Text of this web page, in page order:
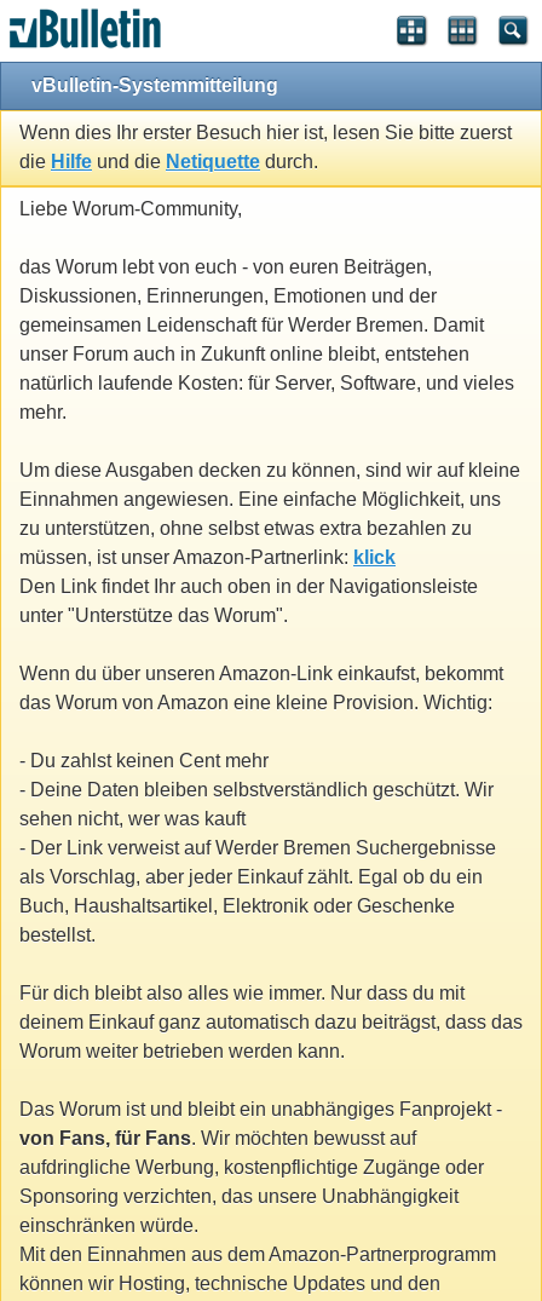
vBulletin-Systemmitteilung
Wenn dies Ihr erster Besuch hier ist, lesen Sie bitte zuerst
die Hilfe und die Netiquette durch.
Liebe Worum-Community,
das Worum lebt von euch - von euren Beiträgen,
Diskussionen, Erinnerungen, Emotionen und der
gemeinsamen Leidenschaft für Werder Bremen. Damit
unser Forum auch in Zukunft online bleibt, entstehen
natürlich laufende Kosten: für Server, Software, und vieles
mehr.
Um diese Ausgaben decken zu können, sind wir auf kleine
Einnahmen angewiesen. Eine einfache Möglichkeit, uns
zu unterstützen, ohne selbst etwas extra bezahlen zu
müssen, ist unser Amazon-Partnerlink: klick
Den Link findet Ihr auch oben in der Navigationsleiste
unter "Unterstütze das Worum".
Wenn du über unseren Amazon-Link einkaufst, bekommt
das Worum von Amazon eine kleine Provision. Wichtig:
- Du zahlst keinen Cent mehr
- Deine Daten bleiben selbstverständlich geschützt. Wir
sehen nicht, wer was kauft
- Der Link verweist auf Werder Bremen Suchergebnisse
als Vorschlag, aber jeder Einkauf zählt. Egal ob du ein
Buch, Haushaltsartikel, Elektronik oder Geschenke
bestellst.
Für dich bleibt also alles wie immer. Nur dass du mit
deinem Einkauf ganz automatisch dazu beiträgst, dass das
Worum weiter betrieben werden kann.
Das Worum ist und bleibt ein unabhängiges Fanprojekt -
von Fans, für Fans. Wir möchten bewusst auf
aufdringliche Werbung, kostenpflichtige Zugänge oder
Sponsoring verzichten, das unsere Unabhängigkeit
einschränken würde.
Mit den Einnahmen aus dem Amazon-Partnerprogramm
können wir Hosting, technische Updates und den